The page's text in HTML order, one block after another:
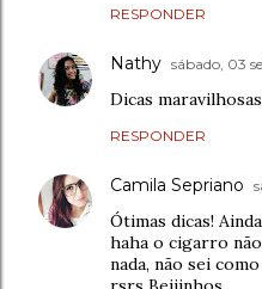
RESPONDER
Nathy sábado, 03
Dicas
RESPONDER
Camila Sepriano
Ótimas dicas!
haha o cigarro
nada, não sei